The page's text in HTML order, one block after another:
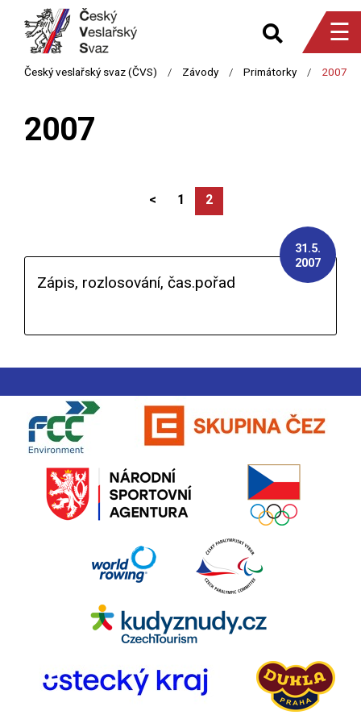
☰
2007
< 1 2
31.5.
2007
Zápis, rozlosování, čas.pořad